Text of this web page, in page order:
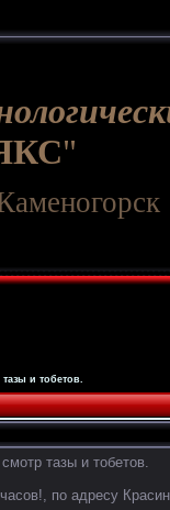
"
и тобетов.
тазы и тобетов.
по адресу